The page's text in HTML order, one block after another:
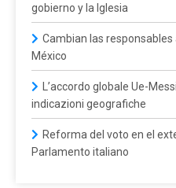
gobierno y la Iglesia
Cambian las
México
L’accordo globale Ue-
indicazioni geografiche
Reforma del voto en el
Parlamento italiano